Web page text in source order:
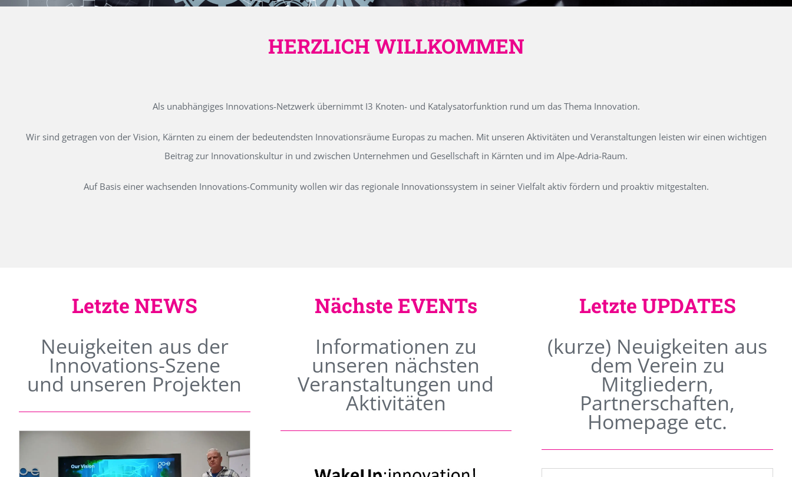
HERZLICH WILLKOMMEN
Als unabhängiges Innovations-Netzwerk übernimmt I3 Knoten- und Katalysatorfunktion rund um das Thema Innovation.
Wir sind getragen von der Vision, Kärnten zu einem der bedeutendsten Innovationsräume Europas zu machen. Mit unseren Aktivitäten und Veranstaltungen leisten wir einen wichtigen
Beitrag zur Innovationskultur in und zwischen Unternehmen und Gesellschaft in Kärnten und im Alpe-Adria-Raum.
Auf Basis einer wachsenden Innovations-Community wollen wir das regionale Innovationssystem in seiner Vielfalt aktiv fördern und proaktiv mitgestalten.
Letzte NEWS
Neuigkeiten aus der
Innovations-Szene
und unseren Projekten
Nächste EVENTs
Informationen zu
unseren nächsten
Veranstaltungen und
Aktivitäten
Letzte UPDATES
(kurze) Neuigkeiten aus
dem Verein zu
Mitgliedern,
Partnerschaften,
Homepage etc.